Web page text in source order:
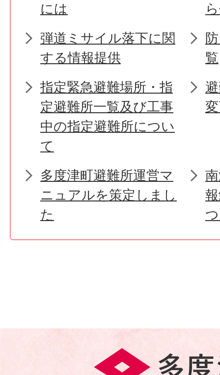
には
弾道ミサイル落下に関
する情報提供
覧
指定緊急避難場所・指
定避難所一覧及び工事
中の指定避難所につい
て
多度津町避難所運営マ
ニュアルを策定しまし
た
多